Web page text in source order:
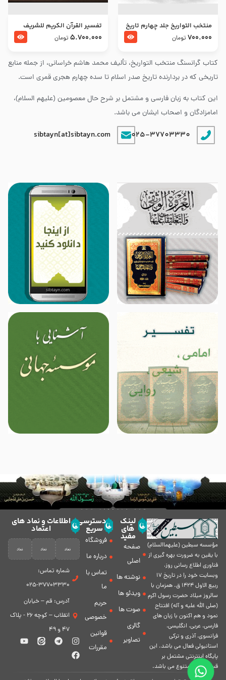
کتاب گرانسنگ منتخب التواريخ، تألیف محمد هاشم خراسانی، از جمله منابع
تاریخی که در بردارنده تاریخ صدر اسلام تا سده چهارم هجری قمری است.
این کتاب به زبان فارسی و مشتمل بر شرح حال معصومین (علیهم السلام)،
امامزادگان و اصحاب ایشان می باشد.
025-37703330
sibtayn[at]sibtayn.com
منتخب التواریخ جلد چهارم تاریخ
امام زین العابدین و امام محمد
700.000 تومان
تفسير القرآن الكريم للشريف
المرتضي قدس سرّه
5.700.000 تومان
مؤسسه سبطين (عليهماالسلام)
با يقين به ضرورت بهره گیرى از
فناورى اطلاع رسانى روز،
وبسایت خود را در تاريخ 17
ربيع الاول 1424 ق. همزمان با
سالروز ميلاد حضرت رسول اكرم
(صلی الله علیه و آله) افتتاح
نمود و هم اكنون با زبان های
فارسی، عربى، انگلیسی،
فرانسوی، آذری و ترکی
استانبولی فعال مى باشد. اين
پايگاه اينترنتى مشتمل بر
قسمت هاى متنوع مى باشد.
لینک
های
مفید
صفحه
اصلی
نوشته ها
ویدئو ها
صوت ها
گالری
تصاویر
دسترسی
سریع
فروشگاه
درباره ما
تماس با
ما
حریم
خصوصی
قوانین
مقررات
اطلاعات و نماد های
اعتماد
شماره تماس:
37703330-025
آدرس: قم – خیابان
انقلاب – کوچه 26 - پلاک
47 و 49